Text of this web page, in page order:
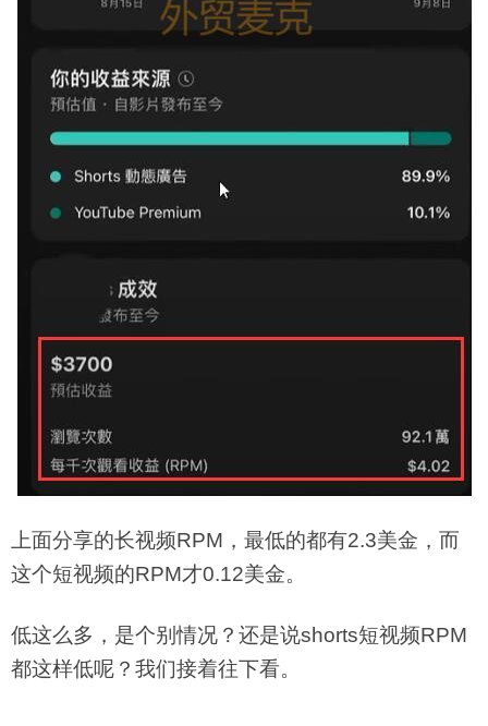
上面分享的长视频RPM，最低的都有2.3美金，而
这个短视频的RPM才0.12美金。
低这么多，是个别情况？还是说shorts短视频RPM
都这样低呢？我们接着往下看。